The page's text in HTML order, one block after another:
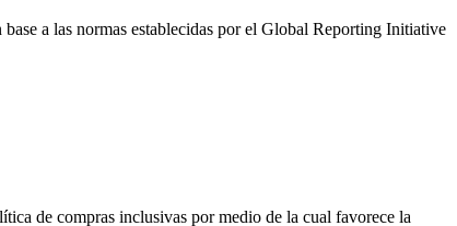
a las normas establecidas por el Global Reporting Initiative
de compras inclusivas por medio de la cual favorece la